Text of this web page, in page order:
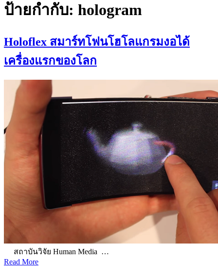
ป้ายกำกับ: hologram
Holoflex สมาร์ทโฟนโฮโลแกรมงอได้
เครื่องแรกของโลก
สถาบันวิจัย Human Media …
Read More